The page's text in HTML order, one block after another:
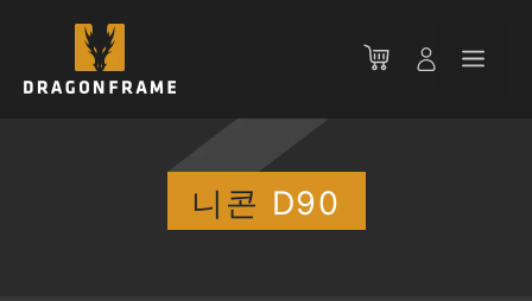
메
니콘 D90